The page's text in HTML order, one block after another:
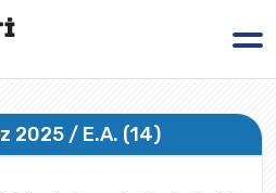
2025 / E.A. (14)